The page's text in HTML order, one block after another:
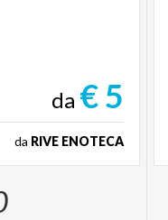
da € 5
da RIVE ENOTECA